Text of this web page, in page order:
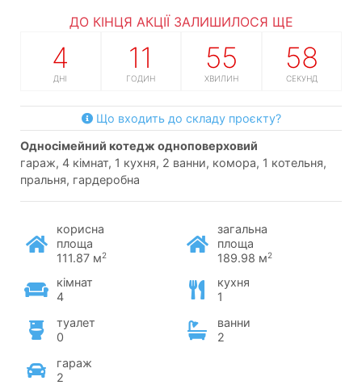
ДО КІНЦЯ АКЦІЇ ЗАЛИШИЛОСЯ ЩЕ
4
ДНІ
11
ГОДИН
55
ХВИЛИН
57
СЕКУНД
Що входить до складу проєкту?
односімейний котедж одноповерховий
гараж, 4 кімнат, 1 кухня, 2 ванни, комора, 1 котельня,
пральня, гардеробна
корисна
площа
111.87 м2
загальна
площа
189.98 м2
кімнат
4
кухня
1
туалет
0
ванни
2
гараж
2